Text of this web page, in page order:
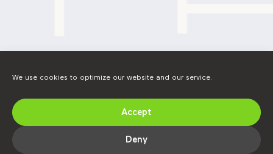
We use cookies to optimize our website and our service.
Accept
Deny
Finden Sie uns in sozialen Netzwerken.